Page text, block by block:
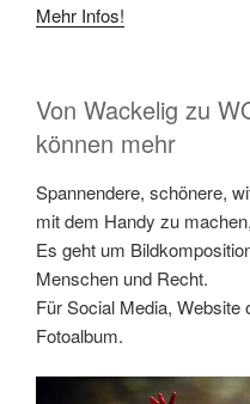
Mehr Infos!
Von Wackelig zu
können mehr
Spannendere, schönere,
mit dem Handy zu
Es geht um
Menschen und Recht.
Für Social Media, Website
Fotoalbum.